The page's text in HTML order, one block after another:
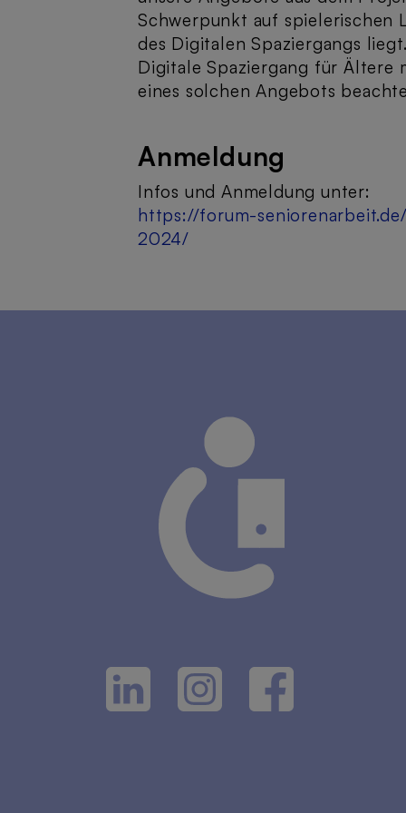
Schwerpunkt auf spielerischen
des Digitalen Spaziergangs
Digitale Spaziergang für Ältere
eines solchen Angebots
Anmeldung
Infos und Anmeldung unter:
https://forum-
2024/